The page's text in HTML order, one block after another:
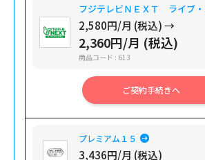
フジテレビＮＥＸＴ ライブ
2,580円/月 (税込) →
2,360円/月 (税込)
商品コード : 613
ご契約手続きへ
プレミアム１５
3,436円/月 (税込)